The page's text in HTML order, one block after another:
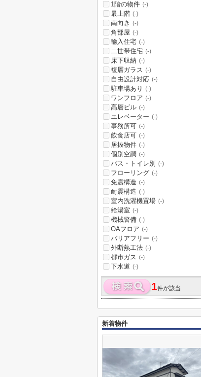
1階の物件 (-)
最上階 (-)
南向き (-)
角部屋 (-)
輸入住宅 (-)
二世帯住宅 (-)
床下収納 (-)
複層ガラス (-)
自由設計対応 (-)
駐車場あり (-)
ワンフロア (-)
高層ビル (-)
エレベーター (-)
事務所可 (-)
飲食店可 (-)
居抜物件 (-)
個別空調 (-)
バス・トイレ別 (-)
フローリング (-)
免震構造 (-)
耐震構造 (-)
室内洗濯機置場 (-)
給湯室 (-)
機械警備 (-)
OAフロア (-)
バリアフリー (-)
外断熱工法 (-)
都市ガス (-)
下水道 (-)
1件が該当
新着物件